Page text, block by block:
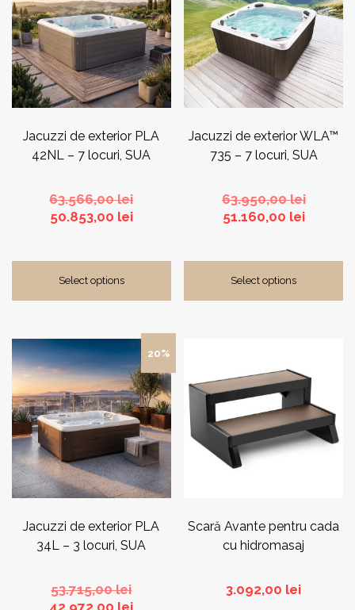
Jacuzzi de exterior PLA
42NL – 7 locuri, SUA
63.566,00leiPrețul
inițial
50.853,00 leiPrețul
Select options
Jacuzzi de exterior WLA™
735 – 7 locuri, SUA
63.950,00leiPrețul
inițial
51.160,00 leiPrețul
Select options
20%
Jacuzzi de exterior PLA
34L – 3 locuri, SUA
53.715,00leiPrețul
inițial
42.972,00 leiPrețul
Scară Avante pentru cada
cu hidromasaj
3.092,00 lei
mai
multe
variații.
Opțiunile
pagina
produsului.